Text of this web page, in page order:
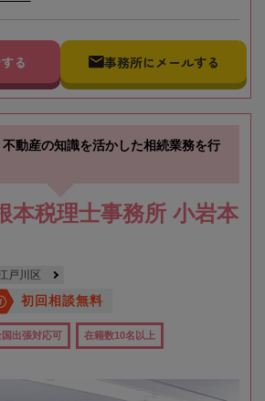
る 事務所にメールする
不動産の知識を活かした相続業務を行
本税理士事務所 小岩本
戸川区
初回相談無料
国出張対応可 在籍数10名以上